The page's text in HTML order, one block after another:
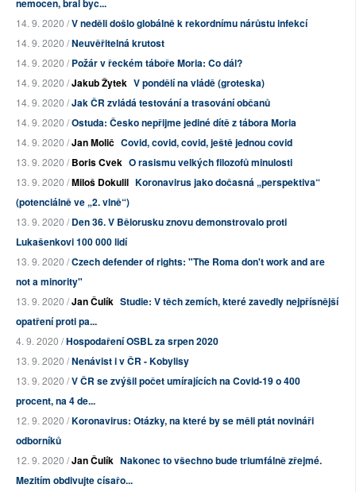
nemocen, bral byc...
14. 9. 2020 /V neděli došlo globálně k rekordnímu nárůstu infekcí
14. 9. 2020 /Neuvěřitelná krutost
14. 9. 2020 /Požár v řeckém táboře Moria: Co dál?
14. 9. 2020 /Jakub Žytek V pondělí na vládě (groteska)
14. 9. 2020 /Jak ČR zvládá testování a trasování občanů
14. 9. 2020 /Ostuda: Česko nepřijme jediné dítě z tábora Moria
14. 9. 2020 /Jan Molič Covid, covid, covid, ještě jednou covid
13. 9. 2020 /Boris Cvek O rasismu velkých filozofů minulosti
13. 9. 2020 /Miloš Dokulil Koronavirus jako dočasná „perspektiva“
(potenciálně ve „2. vlně“)
13. 9. 2020 /Den 36. V Bělorusku znovu demonstrovalo proti
Lukašenkovi 100 000 lidí
13. 9. 2020 /Czech defender of rights: "The Roma don't work and are
not a minority"
13. 9. 2020 /Jan Čulík Studie: V těch zemích, které zavedly nejpřísnější
opatření proti pa...
4. 9. 2020 /Hospodaření OSBL za srpen 2020
13. 9. 2020 /Nenávist i v ČR - Kobylisy
13. 9. 2020 /V ČR se zvýšil počet umírajících na Covid-19 o 400
procent, na 4 de...
12. 9. 2020 /Koronavirus: Otázky, na které by se měli ptát novináři
odborníků
12. 9. 2020 /Jan Čulík Nakonec to všechno bude triumfálně zřejmé.
Mezitím obdivujte císařo...